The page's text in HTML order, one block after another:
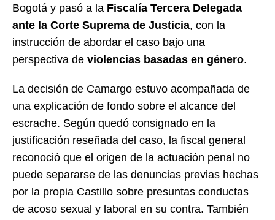
Bogotá y pasó a la Fiscalía Tercera Delegada
ante la Corte Suprema de Justicia, con la
instrucción de abordar el caso bajo una
perspectiva de violencias basadas en género.
La decisión de Camargo estuvo acompañada de
una explicación de fondo sobre el alcance del
escrache. Según quedó consignado en la
justificación reseñada del caso, la fiscal general
reconoció que el origen de la actuación penal no
puede separarse de las denuncias previas hechas
por la propia Castillo sobre presuntas conductas
de acoso sexual y laboral en su contra. También